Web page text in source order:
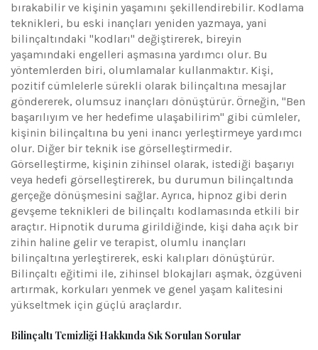
bırakabilir ve kişinin yaşamını şekillendirebilir. Kodlama
teknikleri, bu eski inançları yeniden yazmaya, yani
bilinçaltındaki "kodları" değiştirerek, bireyin
yaşamındaki engelleri aşmasına yardımcı olur. Bu
yöntemlerden biri, olumlamalar kullanmaktır. Kişi,
pozitif cümlelerle sürekli olarak bilinçaltına mesajlar
göndererek, olumsuz inançları dönüştürür. Örneğin, "Ben
başarılıyım ve her hedefime ulaşabilirim" gibi cümleler,
kişinin bilinçaltına bu yeni inancı yerleştirmeye yardımcı
olur. Diğer bir teknik ise görselleştirmedir.
Görselleştirme, kişinin zihinsel olarak, istediği başarıyı
veya hedefi görselleştirerek, bu durumun bilinçaltında
gerçeğe dönüşmesini sağlar. Ayrıca, hipnoz gibi derin
gevşeme teknikleri de bilinçaltı kodlamasında etkili bir
araçtır. Hipnotik duruma girildiğinde, kişi daha açık bir
zihin haline gelir ve terapist, olumlu inançları
bilinçaltına yerleştirerek, eski kalıpları dönüştürür.
Bilinçaltı eğitimi ile, zihinsel blokajları aşmak, özgüveni
artırmak, korkuları yenmek ve genel yaşam kalitesini
yükseltmek için güçlü araçlardır.
Bilinçaltı Temizliği Hakkında Sık Sorulan Sorular